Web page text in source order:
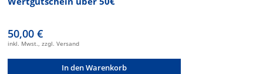
50,00 €
inkl. Mwst., zzgl. Versand
In den Warenkorb